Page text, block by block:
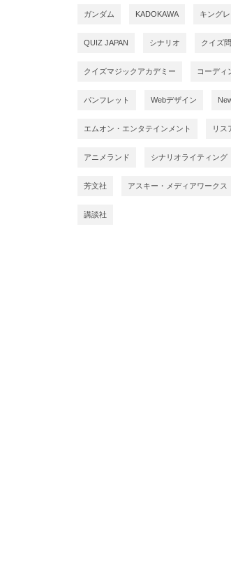
ガンダム KADOKAWA キング
QUIZ JAPAN シナリオ クイズ
クイズマジックアカデミー コーディ
パンフレット Webデザイン
エムオン・エンタテインメント リス
アニメランド シナリオライティング
芳文社 アスキー・メディアワークス
講談社